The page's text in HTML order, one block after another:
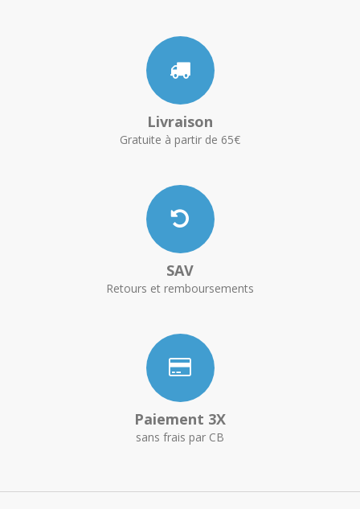
Livraison
Gratuite à partir de 65€
SAV
Retours et remboursements
Paiement 3X
sans frais par CB